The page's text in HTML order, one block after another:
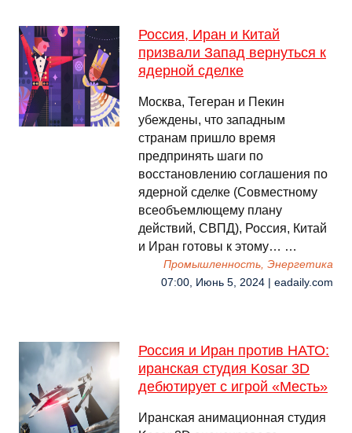
Россия, Иран и Китай
призвали Запад вернуться к
ядерной сделке
Москва, Тегеран и Пекин
убеждены, что западным
странам пришло время
предпринять шаги по
восстановлению соглашения по
ядерной сделке (Совместному
всеобъемлющему плану
действий, СВПД), Россия, Китай
и Иран готовы к этому… …
Промышленность, Энергетика
07:00, Июнь 5, 2024 | eadaily.com
Россия и Иран против НАТО:
иранская студия Kosar 3D
дебютирует с игрой «Месть»
Иранская анимационная студия